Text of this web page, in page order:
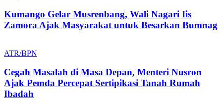
Kumango Gelar Musrenbang, Wali Nagari Iis
Zamora Ajak Masyarakat untuk Besarkan Bumnag
ATR/BPN
Cegah Masalah di Masa Depan, Menteri Nusron
Ajak Pemda Percepat Sertipikasi Tanah Rumah
Ibadah